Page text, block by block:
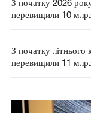
З початку 2026
перевищили 10
З початку літнього
перевищили 11